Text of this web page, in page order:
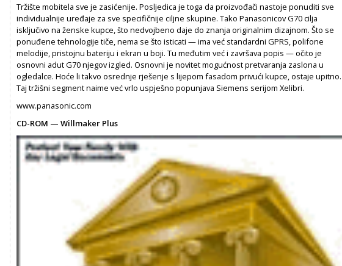
Tržište mobitela sve je zasićenije. Posljedica je toga da proizvođači nastoje ponuditi sve
individualnije uređaje za sve specifičnije ciljne skupine. Tako Panasonicov G70 cilja
isključivo na ženske kupce, što nedvojbeno daje do znanja originalnim dizajnom. Što se
ponuđene tehnologije tiče, nema se što isticati — ima već standardni GPRS, polifone
melodije, pristojnu bateriju i ekran u boji. Tu međutim već i završava popis — očito je
osnovni adut G70 njegov izgled. Osnovni je novitet mogućnost pretvaranja zaslona u
ogledalce. Hoće li takvo osrednje rješenje s lijepom fasadom privući kupce, ostaje upitno.
Taj tržišni segment naime već vrlo uspješno popunjava Siemens serijom Xelibri.
www.panasonic.com
CD-ROM — Willmaker Plus